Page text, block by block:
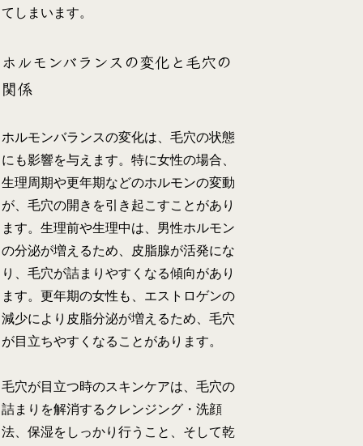
てしまいます。
ホルモンバランスの変化と毛穴の
関係
ホルモンバランスの変化は、毛穴の状態
にも影響を与えます。特に女性の場合、
生理周期や更年期などのホルモンの変動
が、毛穴の開きを引き起こすことがあり
ます。生理前や生理中は、男性ホルモン
の分泌が増えるため、皮脂腺が活発にな
り、毛穴が詰まりやすくなる傾向があり
ます。更年期の女性も、エストロゲンの
減少により皮脂分泌が増えるため、毛穴
が目立ちやすくなることがあります。
毛穴が目立つ時のスキンケアは、毛穴の
詰まりを解消するクレンジング・洗顔
法、保湿をしっかり行うこと、そして乾